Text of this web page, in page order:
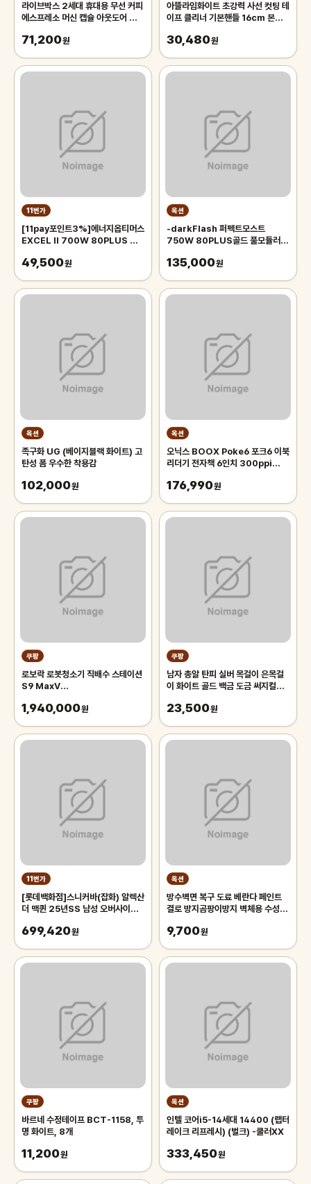
라이브박스 2세대 휴대용 무선 커피
에스프레소 머신 캡슐 아웃도어 캠핑
71,200원
아뜰라임화이트 초강력 사선 컷팅 테
이프 클리너 기본핸들 16cm 본품
30,480원
11번가
[11pay포인트3%]에너지옵티머스
EXCEL II 700W 80PLUS 컴
49,500원
옥션
-darkFlash 퍼펙트모스트
750W 80PLUS골드 풀모듈러
135,000원
옥션
족구화 UG (베이지블랙 화이트) 고
탄성 폼 우수한 착용감
102,000원
옥션
오닉스 BOOX Poke6 포크6 이북
리더기 전자책 6인치 300ppi
화이트 +케이스
176,990원
쿠팡
로보락 로봇청소기 직배수 스테이션
S9 MaxV
S9 MaxV
Ultra(S90VER+EWFD33HRR),
화이트
1,940,000원
쿠팡
남자 총알 탄피 실버 목걸이 은목걸
이 화이트 골드 백금 도금 써지컬스
23,500원
11번가
[롯데백화점]스니커바(잡화) 알렉산
더 맥퀸 25년SS 남성 오버사이즈
9061화이트 US
699,420원
옥션
방수벽면 복구 도료 베란다 페인트
결로 방지곰팡이방지 벽체용 수성 화
9,700원
쿠팡
바르네 수정테이프 BCT-1158, 투
명 화이트, 8개
11,200원
옥션
인텔 코어i5-14세대 14400 (랩터
레이크 리프레시) (벌크) -쿨러XX
333,450원